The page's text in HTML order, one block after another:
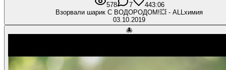
578 7 443:06
Взорвали шарик С ВОДОРОДОМ!💥 - ALLхимия
03.10.2019
🐙